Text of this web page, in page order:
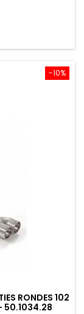
-10%
RONDES 102
50.1034.28